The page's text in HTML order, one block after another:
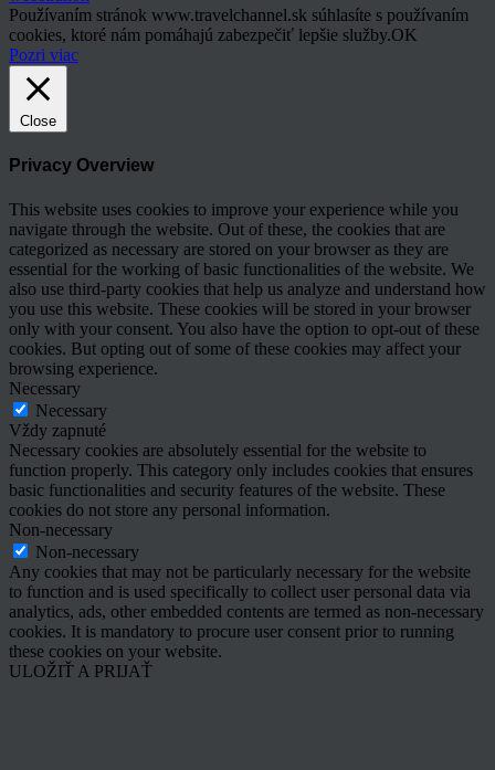
Používaním stránok www.travelchannel.sk súhlasíte s používaním
cookies, ktoré nám pomáhajú zabezpečiť lepšie služby.OK
Pozri viac
Close
Privacy Overview
This website uses cookies to improve your experience while you
navigate through the website. Out of these, the cookies that are
categorized as necessary are stored on your browser as they are
essential for the working of basic functionalities of the website. We
also use third-party cookies that help us analyze and understand how
you use this website. These cookies will be stored in your browser
only with your consent. You also have the option to opt-out of these
cookies. But opting out of some of these cookies may affect your
browsing experience.
Necessary
Necessary
Vždy zapnuté
Necessary cookies are absolutely essential for the website to
function properly. This category only includes cookies that ensures
basic functionalities and security features of the website. These
cookies do not store any personal information.
Non-necessary
Non-necessary
Any cookies that may not be particularly necessary for the website
to function and is used specifically to collect user personal data via
analytics, ads, other embedded contents are termed as non-necessary
cookies. It is mandatory to procure user consent prior to running
these cookies on your website.
ULOŽIŤ A PRIJAŤ